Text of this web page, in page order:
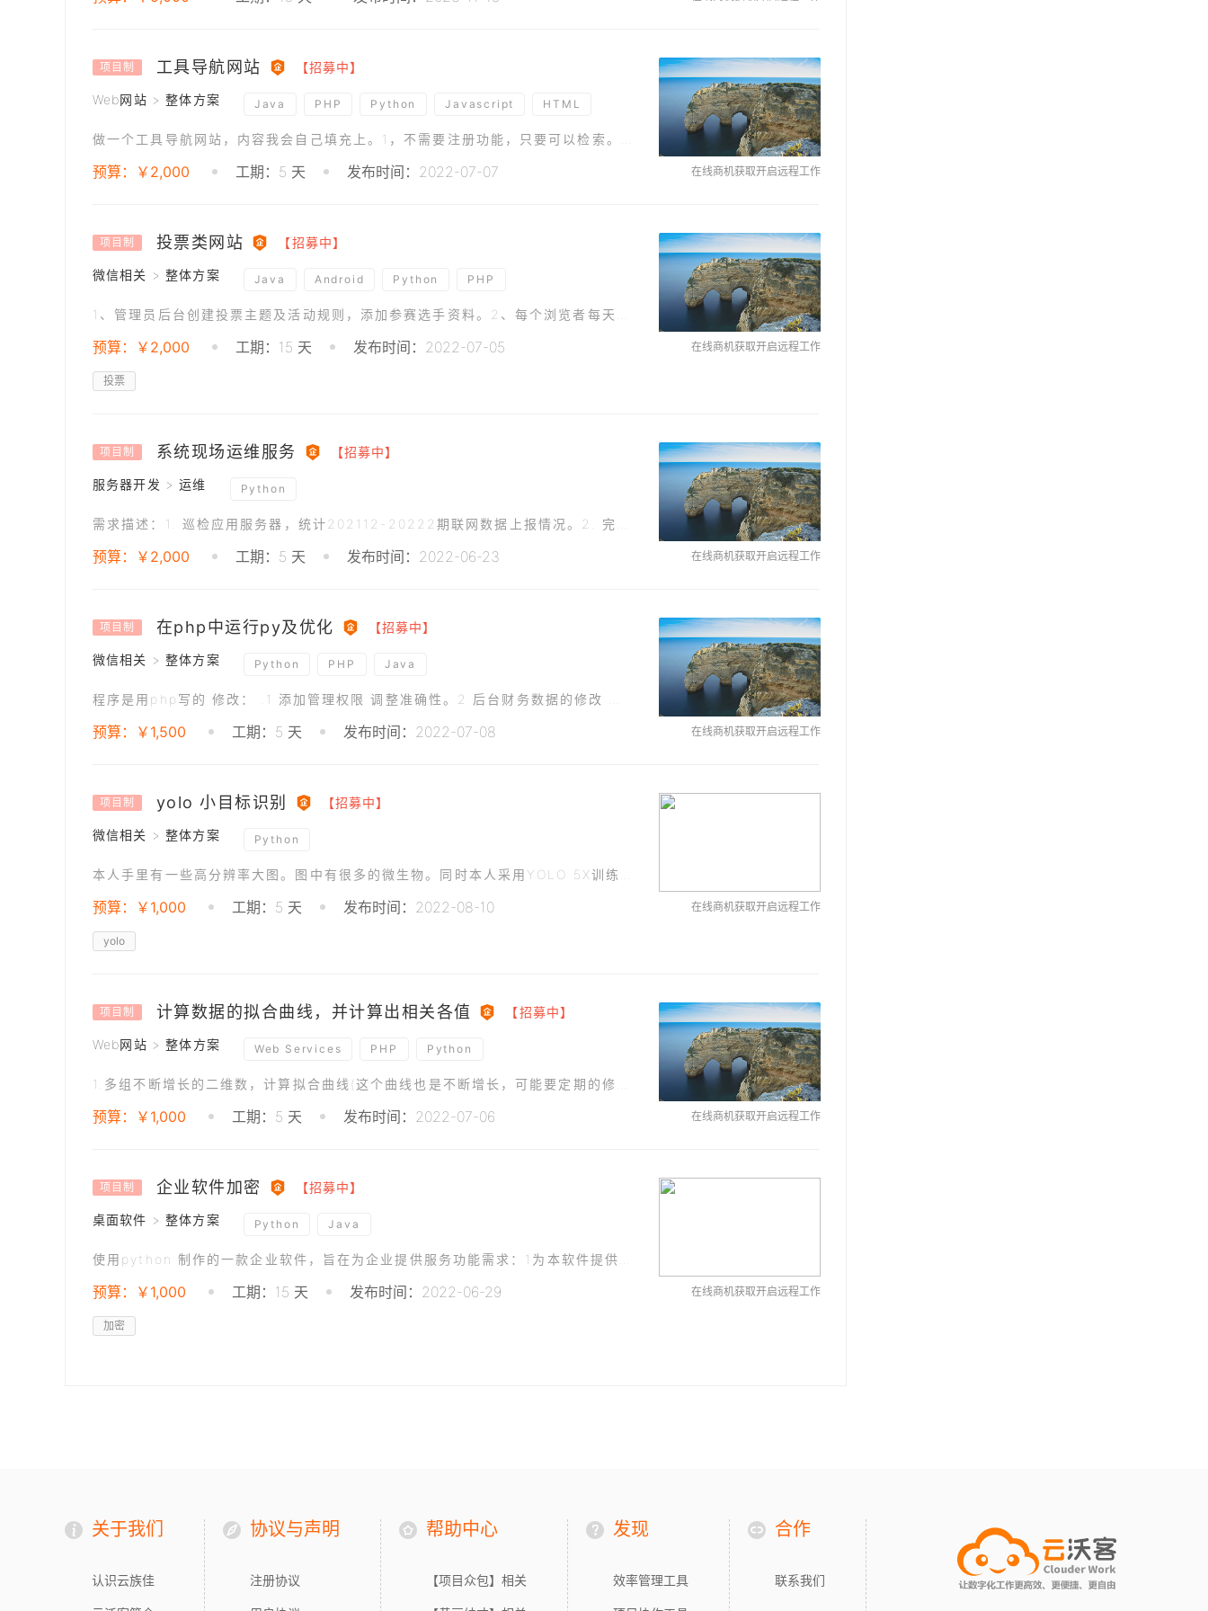
项目制 工具导航网站 【招募中】
Web网站 > 整体方案 Java PHP Python Javascript HTML
预算：￥2,000 工期：5 天 发布时间：2022-07-07 在线商机获取开启远程工作
项目制 投票类网站 【招募中】
微信相关 > 整体方案 Java Android Python PHP
预算：￥2,000 工期：15 天 发布时间：2022-07-05
投票
在线商机获取开启远程工作
项目制 系统现场运维服务 【招募中】
服务器开发 > 运维 Python
预算：￥2,000 工期：5 天 发布时间：2022-06-23 在线商机获取开启远程工作
项目制 在php中运行py及优化 【招募中】
微信相关 > 整体方案 Python PHP Java
预算：￥1,500 工期：5 天 发布时间：2022-07-08 在线商机获取开启远程工作
项目制 yolo 小目标识别 【招募中】
微信相关 > 整体方案 Python
预算：￥1,000 工期：5 天 发布时间：2022-08-10
yolo
在线商机获取开启远程工作
项目制 计算数据的拟合曲线，并计算出相关各值 【招募中】
Web网站 > 整体方案 Web Services PHP Python
预算：￥1,000 工期：5 天 发布时间：2022-07-06 在线商机获取开启远程工作
项目制 企业软件加密 【招募中】
桌面软件 > 整体方案 Python Java
预算：￥1,000 工期：15 天 发布时间：2022-06-29
加密
在线商机获取开启远程工作
关于我们
认识云族佳
协议与声明
注册协议
帮助中心
【项目众包】相关
发现
效率管理工具
合作
联系我们